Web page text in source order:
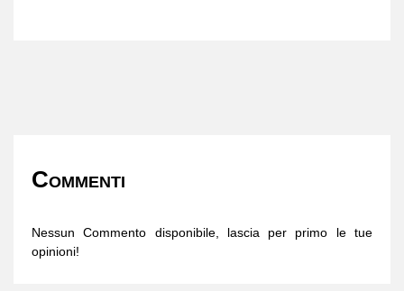
Commenti
Nessun Commento disponibile, lascia per primo le tue
opinioni!